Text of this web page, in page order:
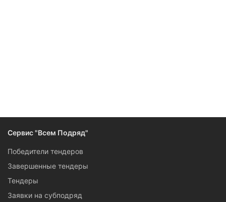
Сервис "Всем Подряд"
Победители тендеров
Завершенные тендеры
Тендеры
Заявки на субподряд